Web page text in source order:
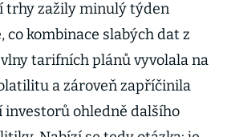
trhy zažily minulý týden
kombinace slabých dat z
tarifních plánů vyvolala na
a zároveň zapříčinila
investorů ohledně dalšího